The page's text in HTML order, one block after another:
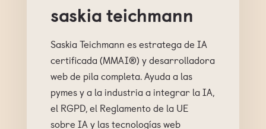
saskia teichmann
Saskia Teichmann es estratega de IA
certificada (MMAI®) y desarrolladora
web de pila completa. Ayuda a las
pymes y a la industria a integrar la IA,
el RGPD, el Reglamento de la UE
sobre IA y las tecnologías web